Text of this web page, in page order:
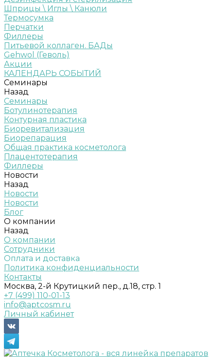
Шприцы \ Иглы \ Канюли
Термосумка
Перчатки
Филлеры
Питьевой коллаген. БАДы
Gehwol (Геволь)
Акции
КАЛЕНДАРЬ СОБЫТИЙ
Семинары
Назад
Семинары
Ботулинотерапия
Контурная пластика
Биоревитализация
Биорепарация
Общая практика косметолога
Плацентотерапия
Филлеры
Новости
Назад
Новости
Новости
Блог
О компании
Назад
О компании
Сотрудники
Оплата и доставка
Политика конфиденциальности
Контакты
Москва, 2-й Крутицкий пер., д.18, стр. 1
+7 (499) 110-01-13
info@aptcosm.ru
Личный кабинет